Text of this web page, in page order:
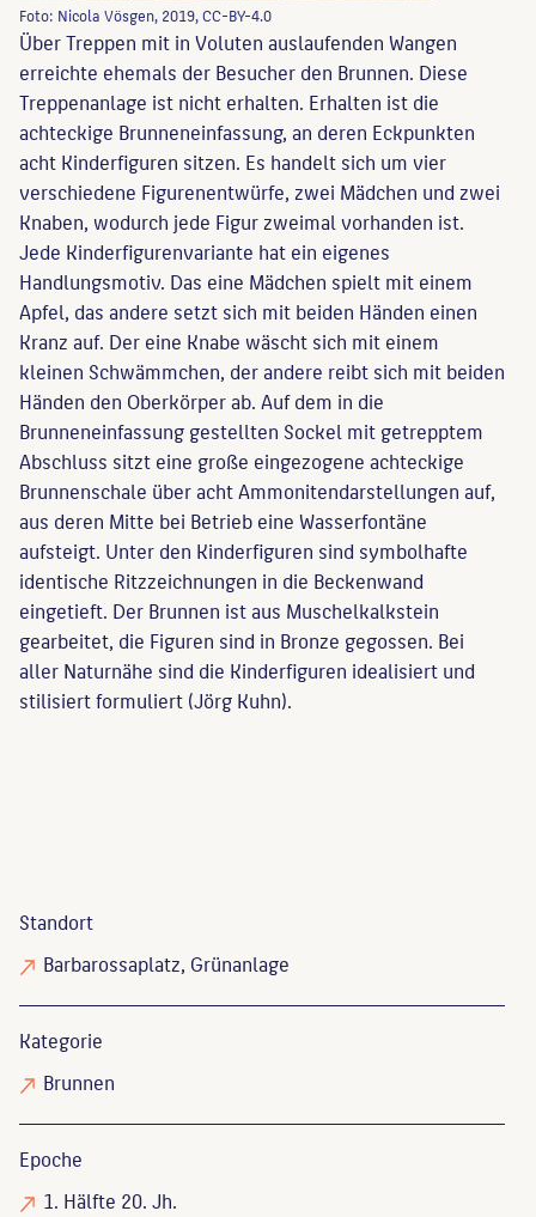
Foto: Nicola Vösgen, 2019, CC-BY-4.0
Über Treppen mit in Voluten auslaufenden Wangen
erreichte ehemals der Besucher den Brunnen. Diese
Treppenanlage ist nicht erhalten. Erhalten ist die
achteckige Brunneneinfassung, an deren Eckpunkten
acht Kinderfiguren sitzen. Es handelt sich um vier
verschiedene Figurenentwürfe, zwei Mädchen und zwei
Knaben, wodurch jede Figur zweimal vorhanden ist.
Jede Kinderfigurenvariante hat ein eigenes
Handlungsmotiv. Das eine Mädchen spielt mit einem
Apfel, das andere setzt sich mit beiden Händen einen
Kranz auf. Der eine Knabe wäscht sich mit einem
kleinen Schwämmchen, der andere reibt sich mit beiden
Händen den Oberkörper ab. Auf dem in die
Brunneneinfassung gestellten Sockel mit getrepptem
Abschluss sitzt eine große eingezogene achteckige
Brunnenschale über acht Ammonitendarstellungen auf,
aus deren Mitte bei Betrieb eine Wasserfontäne
aufsteigt. Unter den Kinderfiguren sind symbolhafte
identische Ritzzeichnungen in die Beckenwand
eingetieft. Der Brunnen ist aus Muschelkalkstein
gearbeitet, die Figuren sind in Bronze gegossen. Bei
aller Naturnähe sind die Kinderfiguren idealisiert und
stilisiert formuliert (Jörg Kuhn).
Standort
Barbarossaplatz, Grünanlage
Kategorie
Brunnen
Epoche
1. Hälfte 20. Jh.